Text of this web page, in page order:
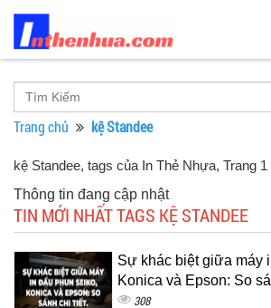
Trang chủ kệ Standee
kệ Standee, tags của In Thẻ Nhựa, Trang 1
Thông tin đang cập nhật
TIN MỚI NHẤT TAGS KỆ STANDEE
Sự khác biệt giữa máy
Konica và Epson: So
308